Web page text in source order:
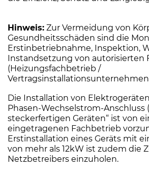
Hinweis: Zur Vermeidung von
Gesundheitsschäden sind die
Erstinbetriebnahme, Inspektion,
Instandsetzung von autorisierten
(Heizungsfachbetrieb /
Die Installation von
Phasen-Wechselstrom-Anschluss
steckerfertigen Geräten“ ist von
eingetragenen Fachbetrieb
Erstinstallation eines Geräts mit
von mehr als 12kW ist zudem die
Netzbetreibers einzuholen.